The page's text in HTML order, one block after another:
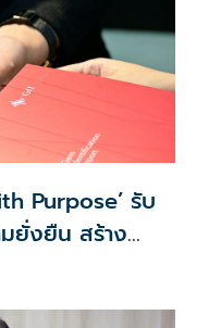
Purpose’ รับ
ยั่งยืน สร้าง